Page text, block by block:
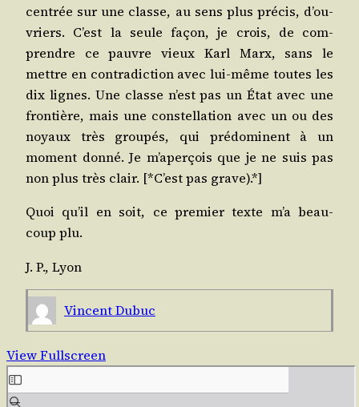
cen­trée sur une classe, au sens plus pré­cis, d’ou­
vriers. C’est la seule façon, je crois, de com­
prendre ce pauvre vieux Karl Marx, sans le
mettre en contra­dic­tion avec lui-même toutes les
dix lignes. Une classe n’est pas un État avec une
fron­tière, mais une constel­la­tion avec un ou des
noyaux très grou­pés, qui pré­do­minent à un
moment don­né. Je m’a­per­çois que je ne suis pas
non plus très clair. [*C’est pas grave).*]
Quoi qu’il en soit, ce pre­mier texte m’a beau­
coup plu.
J. P., Lyon
Vincent Dubuc
View Fullscreen